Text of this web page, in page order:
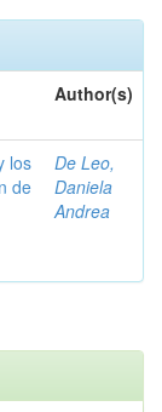
Author(s)
los
de
De Leo,
Daniela
Andrea